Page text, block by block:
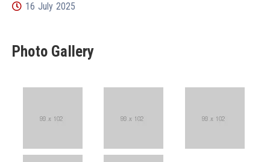
16 July 2025
Photo Gallery